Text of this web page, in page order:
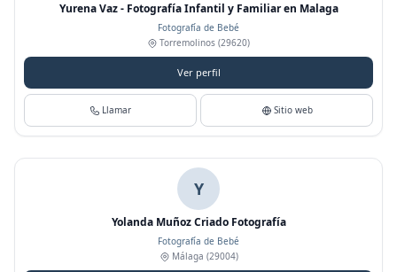
Yurena Vaz - Fotografía Infantil y Familiar en Malaga
Fotografía de Bebé
Torremolinos (29620)
Ver perfil
Llamar Sitio web
Y
Yolanda Muñoz Criado Fotografía
Fotografía de Bebé
Málaga (29004)